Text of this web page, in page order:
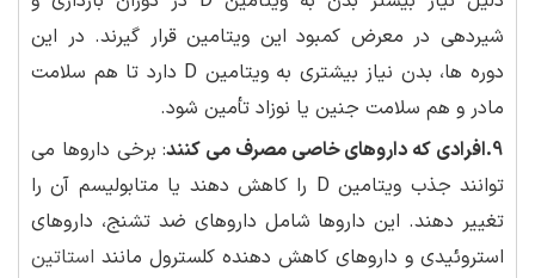
شیردهی در معرض کمبود این ویتامین قرار گیرند. در این
دوره ها، بدن نیاز بیشتری به ویتامین D دارد تا هم سلامت
مادر و هم سلامت جنین یا نوزاد تأمین شود.
9.افرادی که داروهای خاصی مصرف می کنند
: برخی داروها می
توانند جذب ویتامین D را کاهش دهند یا متابولیسم آن را
تغییر دهند. این داروها شامل داروهای ضد تشنج، داروهای
استروئیدی و داروهای کاهش دهنده کلسترول مانند استاتین